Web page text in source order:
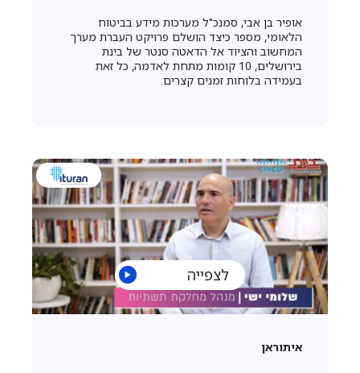
אופיר בן אבי, סמנכ"ל מערכות מידע בביטוח
הלאומי, מספר כיצד הושלם פרויקט העברת מערך
המחשוב והציוד אל הדאטה סנטר של בינת
בירושלים, 10 קומות מתחת לאדמה, כל זאת
בעמידה בלוחות זמנים קצרים.
לצפייה
איתוראן